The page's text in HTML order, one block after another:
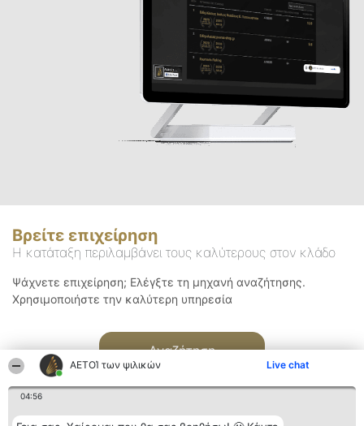
ΑΕΤΟΊ των ψιλικών Live chat
04:56
Βρείτε επιχείρηση
Η κατάταξη περιλαμβάνει τους καλύτερους στον κλάδο
Ψάχνετε επιχείρηση; Ελέγξτε τη μηχανή αναζήτησης.
Χρησιμοποιήστε την καλύτερη υπηρεσία
Αναζήτηση